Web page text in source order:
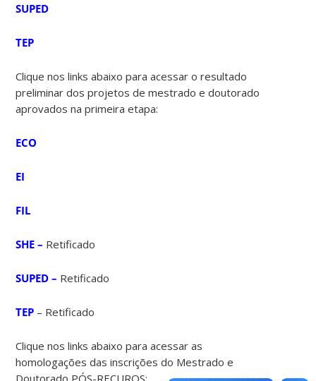
SUPED
TEP
Clique nos links abaixo para acessar o resultado
preliminar dos projetos de mestrado e doutorado
aprovados na primeira etapa:
ECO
EI
FIL
SHE – Retificado
SUPED – Retificado
TEP – Retificado
Clique nos links abaixo para acessar as
homologações das inscrições do Mestrado e
Doutorado PÓS-RECUROS: